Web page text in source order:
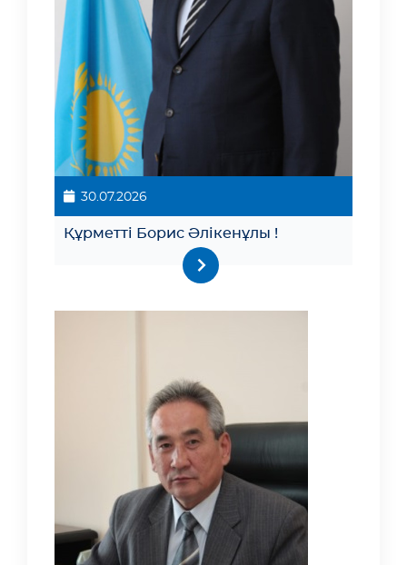
30.07.2026
Құрметті Борис Әлікенұлы !